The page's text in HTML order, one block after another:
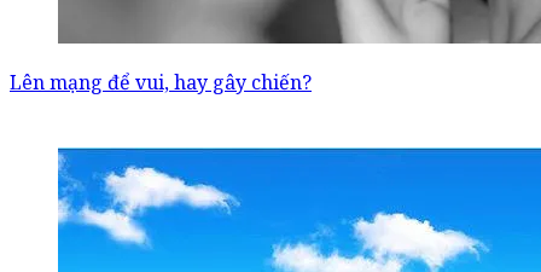
Lên mạng để vui, hay gây chiến?